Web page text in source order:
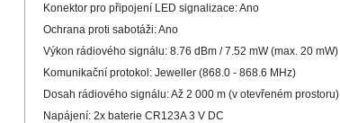
Konektor pro připojení LED signalizace: Ano
Ochrana proti sabotáži: Ano
Výkon rádiového signálu: 8.76 dBm / 7.52 mW (max. 20 mW)
Komunikační protokol: Jeweller (868.0 - 868.6 MHz)
Dosah rádiového signálu: Až 2 000 m (v otevřeném prostoru)
Napájení: 2x baterie CR123A 3 V DC